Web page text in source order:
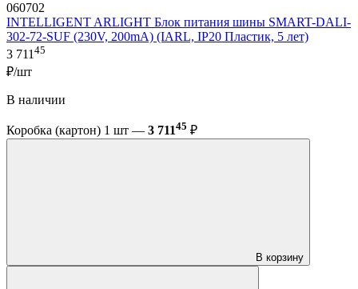
060702
INTELLIGENT ARLIGHT Блок питания шины SMART-DALI-
302-72-SUF (230V, 200mA) (IARL, IP20 Пластик, 5 лет)
3 71145
₽/шт
В наличии
Коробка (картон) 1 шт — 3 71145 ₽
В корзину